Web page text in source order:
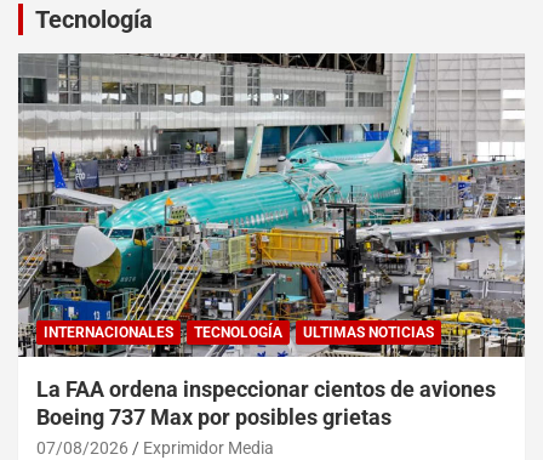
Tecnología
INTERNACIONALES TECNOLOGÍA ULTIMAS NOTICIAS
La FAA ordena inspeccionar cientos de aviones
Boeing 737 Max por posibles grietas
07/08/2026 Exprimidor Media